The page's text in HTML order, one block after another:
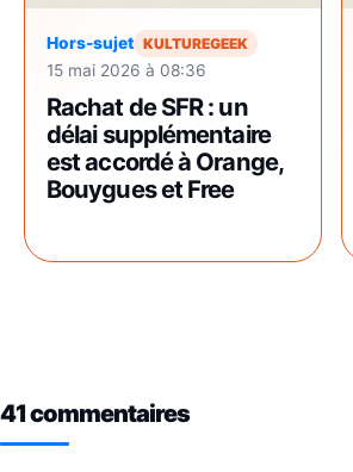
Hors-sujet KULTUREGEEK
15 mai 2026 à 08:36
Rachat de SFR : un
délai supplémentaire
est accordé à Orange,
Bouygues et Free
41 commentaires